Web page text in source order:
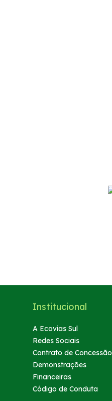
Fornecedores
Ouvidoria
WhatsApp
Institucional
A Ecovias Sul
Redes Sociais
Contrato de Concessão
Demonstrações
Financeiras
Código de Conduta